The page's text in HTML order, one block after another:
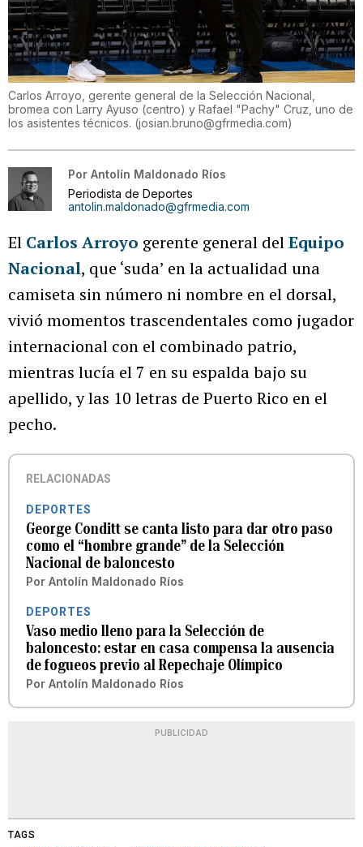
Carlos Arroyo, gerente general de la Selección Nacional,
bromea con Larry Ayuso (centro) y Rafael "Pachy" Cruz, uno de
los asistentes técnicos. (josian.bruno@gfrmedia.com)
Por Antolín Maldonado Ríos
Periodista de Deportes
antolin.maldonado@gfrmedia.com
El Carlos Arroyo gerente general delEquipo
Nacional, que ‘suda’ en la actualidad una
camiseta sin número ni nombre en el dorsal,
vivió momentos trascendentales como jugador
internacional con el combinado patrio,
mientras lucía el 7 en su espalda bajo su
apellido, y las 10 letras de Puerto Rico en el
pecho.
RELACIONADAS
DEPORTES
George Conditt se canta listo para dar otro paso
como el “hombre grande” de la Selección
Nacional de baloncesto
Por Antolín Maldonado Ríos
DEPORTES
Vaso medio lleno para la Selección de
baloncesto: estar en casa compensa la ausencia
de fogueos previo al Repechaje Olímpico
Por Antolín Maldonado Ríos
PUBLICIDAD
TAGS